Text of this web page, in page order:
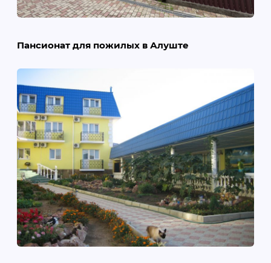
Пансионат для пожилых в Алуште